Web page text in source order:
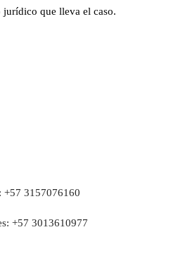
que lleva el caso.
+57 3157076160
+57 3013610977